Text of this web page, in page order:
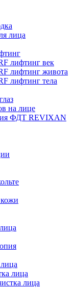
лица
лифтинг век
лифтинг живота
лифтинг тела
на лице
ФДТ REVIXAN
лица
лица